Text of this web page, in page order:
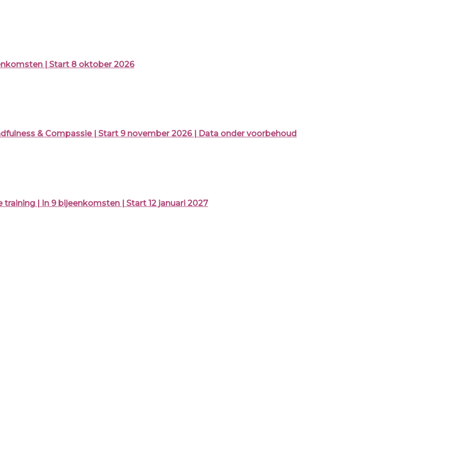
| Start 8 oktober 2026
& Compassie | Start 9 november 2026 | Data onder voorbehoud
training | In 9 bijeenkomsten | Start 12 januari 2027